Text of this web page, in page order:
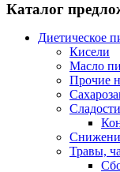
Каталог
Диетическое
Кисели
Масло
Прочие
Сладости
Травы,